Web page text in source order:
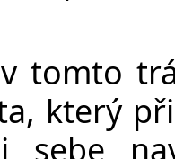
tomto
který
sebe